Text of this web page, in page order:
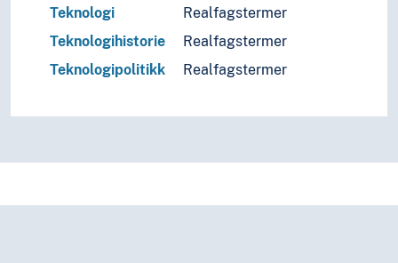
Teknologi
Realfagstermer
Teknologihistorie
Realfagstermer
Teknologipolitikk
Realfagstermer